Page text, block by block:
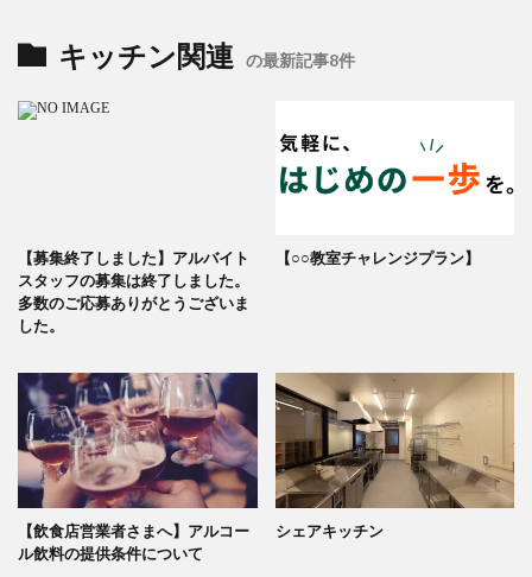
キッチン関連 の最新記事8件
【募集終了しました】アルバイト
スタッフの募集は終了しました。
多数のご応募ありがとうございま
した。
【○○教室チャレンジプラン】
【飲食店営業者さまへ】アルコー
ル飲料の提供条件について
シェアキッチン